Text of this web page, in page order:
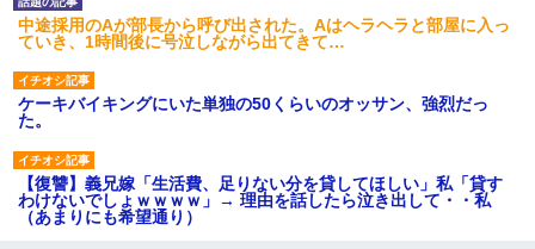
中途採用のAが部長から呼び出された。Aはヘラヘラと部屋に入っ
ていき、1時間後に号泣しながら出てきて…
ケーキバイキングにいた単独の50くらいのオッサン、強烈だっ
た。
【復讐】義兄嫁「生活費、足りない分を貸してほしい」私「貸す
わけないでしょｗｗｗｗ」→ 理由を話したら泣き出して・・私
（あまりにも希望通り）